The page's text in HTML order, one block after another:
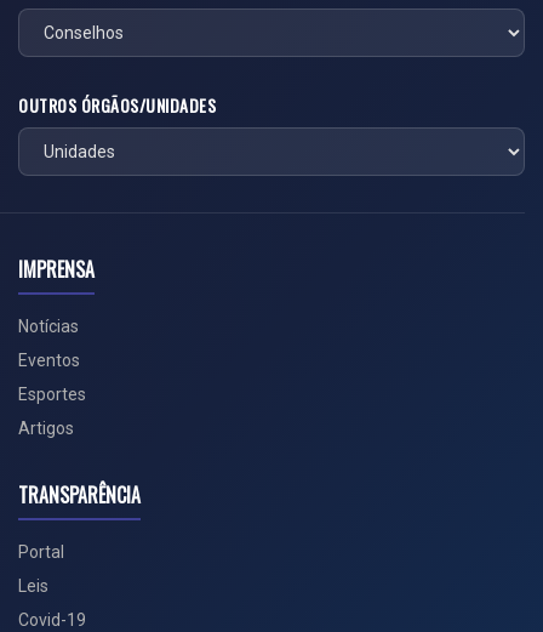
OUTROS ÓRGÃOS/UNIDADES
IMPRENSA
Notícias
Eventos
Esportes
Artigos
TRANSPARÊNCIA
Portal
Leis
Covid-19